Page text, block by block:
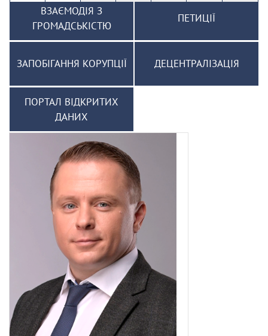
ВЗАЄМОДІЯ З
ГРОМАДСЬКІСТЮ
ПЕТИЦІЇ
ЗАПОБІГАННЯ КОРУПЦІЇ ДЕЦЕНТРАЛІЗАЦІЯ
ПОРТАЛ ВІДКРИТИХ
ДАНИХ